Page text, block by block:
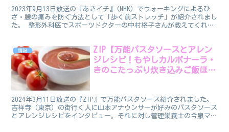
2023年9月13日放送の『あさイチ』(NHK）でウォーキングによるひ
ざ・腰の痛みを防ぐ方法として「歩く前ストレッチ」が紹介されまし
た。 整形外科医でスポーツドクターの中村格子さんが教えてくれま
情報
ZIP【万能パスタソースとアレン
ジレシピ！もやしカルボナーラ・
きのこたっぷり炊き込みご飯ほ
2024年3月11日放送の『ZIP』で万能パスタソース紹介されました。
吉祥寺（東京）の街行く人に山本アナウンサーが好みのパスタソース
とアレンジレシピをインタビュー。それに対し管理栄養士の今泉マユ